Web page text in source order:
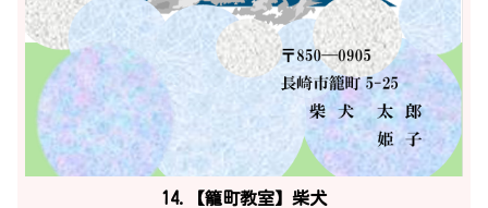
14.【籠町教室】柴犬